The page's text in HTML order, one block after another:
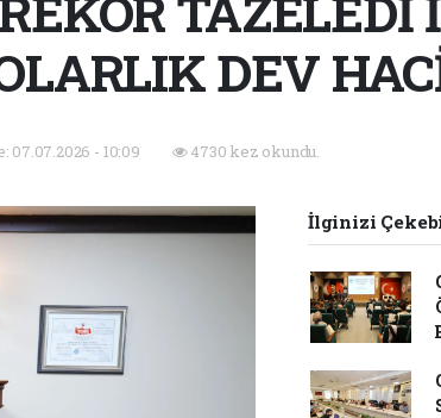
DEV
07.07.2026 - 10:09 4730 kez okundu.
İlginizi